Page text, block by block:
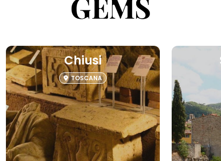
Chiusi
TOSCANA